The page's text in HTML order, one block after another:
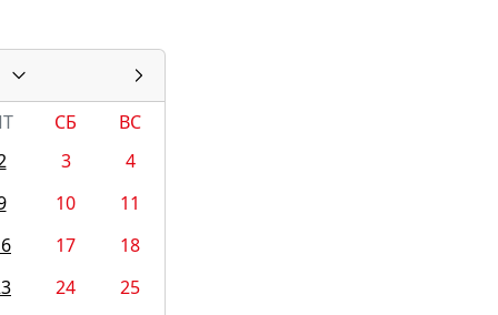
СБ
ВС
3
4
10
11
17
18
24 25